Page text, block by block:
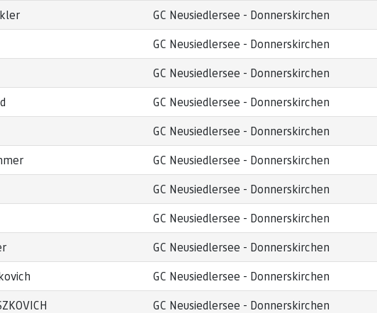
GC Neusiedlersee - Donnerskirchen
GC Neusiedlersee - Donnerskirchen
GC Neusiedlersee - Donnerskirchen
GC Neusiedlersee - Donnerskirchen
GC Neusiedlersee - Donnerskirchen
GC Neusiedlersee - Donnerskirchen
GC Neusiedlersee - Donnerskirchen
GC Neusiedlersee - Donnerskirchen
GC Neusiedlersee - Donnerskirchen
GC Neusiedlersee - Donnerskirchen
GC Neusiedlersee - Donnerskirchen